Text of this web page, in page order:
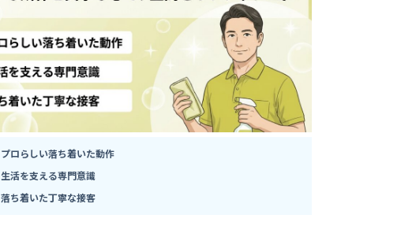
プロらしい落ち着いた動作
生活を支える専門意識
落ち着いた丁寧な接客